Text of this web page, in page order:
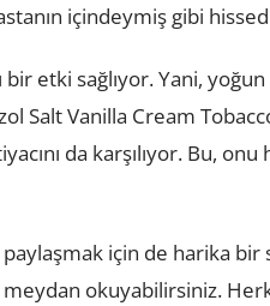
içindeymiş gibi
etki sağlıyor. Yani,
Salt Vanilla Cream
da karşılıyor. Bu,
için de harika bir
okuyabilirsiniz.